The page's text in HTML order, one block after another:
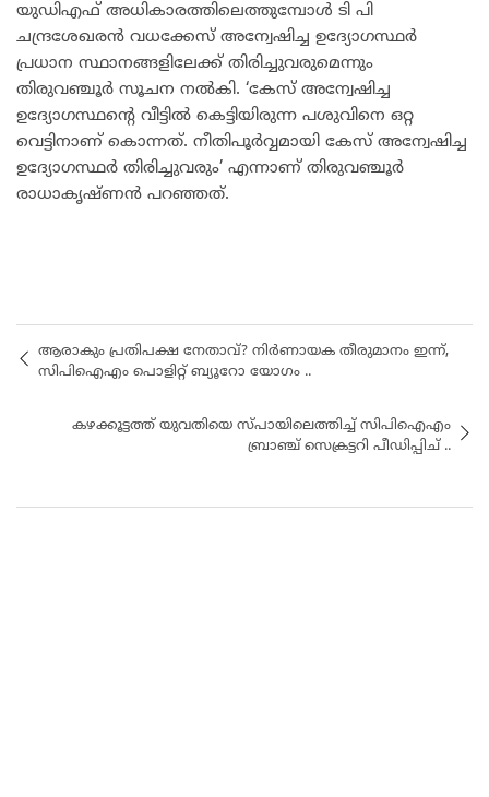
യുഡിഎഫ് അധികാരത്തിലെത്തുമ്പോൾ ടി പി
ചന്ദ്രശേഖരൻ വധക്കേസ് അന്വേഷിച്ച ഉദ്യോഗസ്ഥർ
പ്രധാന സ്ഥാനങ്ങളിലേക്ക് തിരിച്ചുവരുമെന്നും
തിരുവഞ്ചൂർ സൂചന നൽകി. ‘കേസ് അന്വേഷിച്ച
ഉദ്യോഗസ്ഥന്റെ വീട്ടിൽ കെട്ടിയിരുന്ന പശുവിനെ ഒറ്റ
വെട്ടിനാണ് കൊന്നത്. നീതിപൂർവ്വമായി കേസ് അന്വേഷിച്ച
ഉദ്യോഗസ്ഥർ തിരിച്ചുവരും’ എന്നാണ് തിരുവഞ്ചൂർ
രാധാകൃഷ്ണൻ പറഞ്ഞത്.
ആരാകും പ്രതിപക്ഷ നേതാവ്? നിർണായക തീരുമാനം ഇന്ന്,
സിപിഐഎം പൊളിറ്റ് ബ്യൂറോ യോഗം ..
കഴക്കൂട്ടത്ത് യുവതിയെ സ്പായിലെത്തിച്ച് സിപിഐഎം
ബ്രാഞ്ച് സെക്രട്ടറി പീഡിപ്പിച് ..